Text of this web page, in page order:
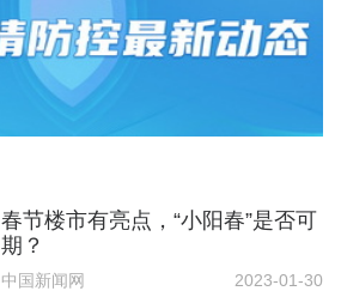
春节楼市有亮点，“小阳春”是否可
期？
中国新闻网 2023-01-30